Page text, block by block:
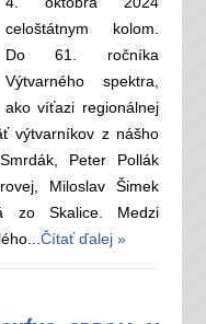
celoštátnym kolom.
Do 61. ročníka
Výtvarného spektra,
ako víťazi regionálnej
výtvarníkov z nášho
Peter Pollák
Miloslav Šimek
zo Skalice. Medzi
Čítať ďalej »